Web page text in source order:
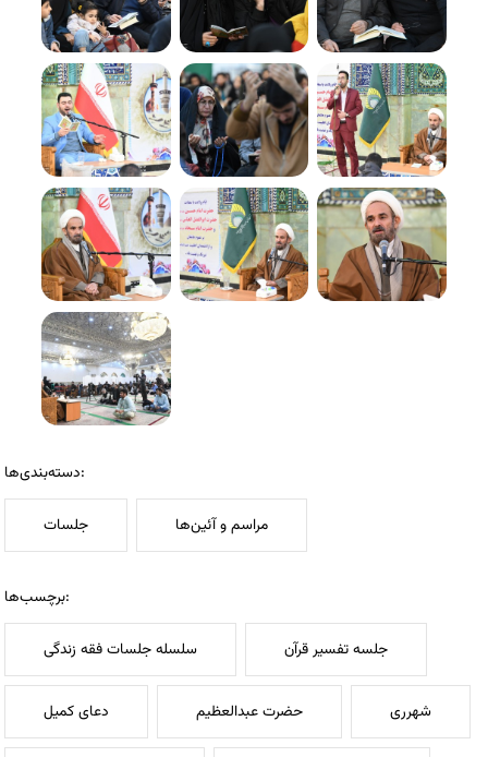
دسته‌بندی‌ها:
جلسات مراسم و آئین‌ها
برچسب‌ها:
سلسله جلسات فقه زندگی جلسه تفسیر قرآن
دعای کمیل حضرت عبدالعظیم شهرری